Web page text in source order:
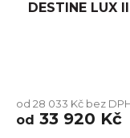
DESTINE
od 28 033 Kč bez
od 33 920 Kč